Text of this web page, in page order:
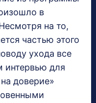
в
на то,
частью этого
ухода все
интервью для
доверие»